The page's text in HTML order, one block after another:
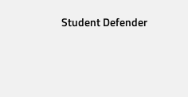
Student Defender